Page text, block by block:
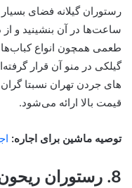
رستوران گیلانه فضای
ساعت‌ها در آن بنشینید و
طعمی همچون انواع
گیلکی در منو آن قرار
های جردن تهران نسبتا
قیمت بالا ارائه می‌شود.
توصیه ماشین برای اجاره:
8. رستوران